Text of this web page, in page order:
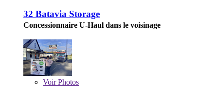
32 Batavia Storage
Concessionnaire U-Haul dans le voisinage
VoirPhotos